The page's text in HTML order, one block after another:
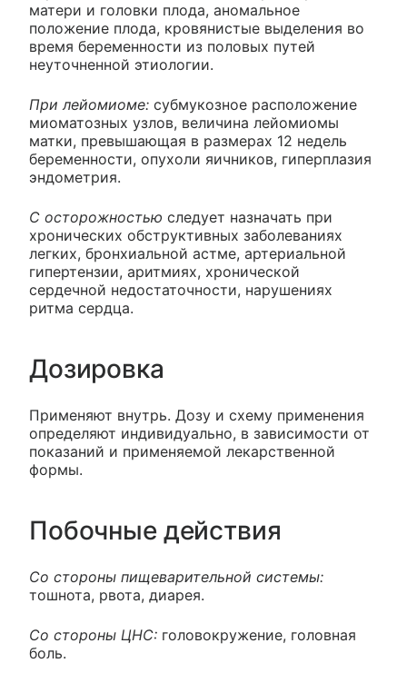
матери и головки плода, аномальное
положение плода, кровянистые выделения во
время беременности из половых путей
неуточненной этиологии.
При лейомиоме: субмукозное расположение
миоматозных узлов, величина лейомиомы
матки, превышающая в размерах 12 недель
беременности, опухоли яичников, гиперплазия
эндометрия.
С осторожностью следует назначать при
хронических обструктивных заболеваниях
легких, бронхиальной астме, артериальной
гипертензии, аритмиях, хронической
сердечной недостаточности, нарушениях
ритма сердца.
Дозировка
Применяют внутрь. Дозу и схему применения
определяют индивидуально, в зависимости от
показаний и применяемой лекарственной
формы.
Побочные действия
Со стороны пищеварительной системы:
тошнота, рвота, диарея.
Со стороны ЦНС: головокружение, головная
боль.